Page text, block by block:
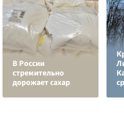
В России
стремительно
дорожает сахар